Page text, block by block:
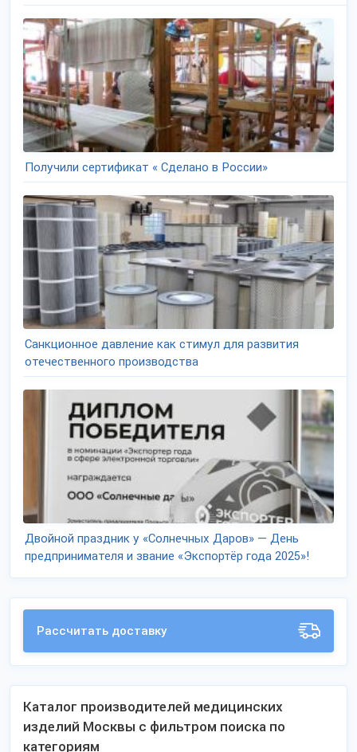
Получили сертификат « Сделано в России»
Санкционное давление как стимул для развития
отечественного производства
Двойной праздник у «Солнечных Даров» — День
предпринимателя и звание «Экспортёр года 2025»!
Рассчитать доставку
Каталог производителей медицинских
изделий Москвы с фильтром поиска по
категориям